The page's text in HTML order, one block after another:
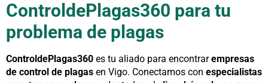
ControldePlagas360 para tu
problema de plagas
ControldePlagas360 es tu aliado para encontrarempresas
de control de plagas en Vigo. Conectamos con especialistas